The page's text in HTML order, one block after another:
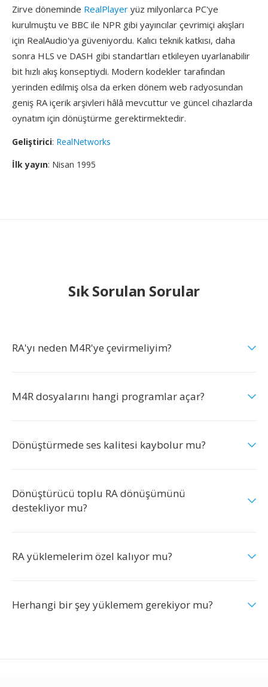
Zirve döneminde RealPlayer yüz milyonlarca PC'ye
kurulmuştu ve BBC ile NPR gibi yayıncılar çevrimiçi akışları
için RealAudio'ya güveniyordu. Kalıcı teknik katkısı, daha
sonra HLS ve DASH gibi standartları etkileyen uyarlanabilir
bit hızlı akış konseptiydi. Modern kodekler tarafından
yerinden edilmiş olsa da erken dönem web radyosundan
geniş RA içerik arşivleri hâlâ mevcuttur ve güncel cihazlarda
oynatım için dönüştürme gerektirmektedir.
Geliştirici: RealNetworks
İlk yayın: Nisan 1995
Sık Sorulan Sorular
RA'yı neden M4R'ye çevirmeliyim?
M4R dosyalarını hangi programlar açar?
Dönüştürmede ses kalitesi kaybolur mu?
Dönüştürücü toplu RA dönüşümünü
destekliyor mu?
RA yüklemelerim özel kalıyor mu?
Herhangi bir şey yüklemem gerekiyor mu?